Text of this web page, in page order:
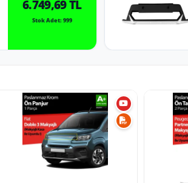
6.749,69 TL
Stok Adet: 999